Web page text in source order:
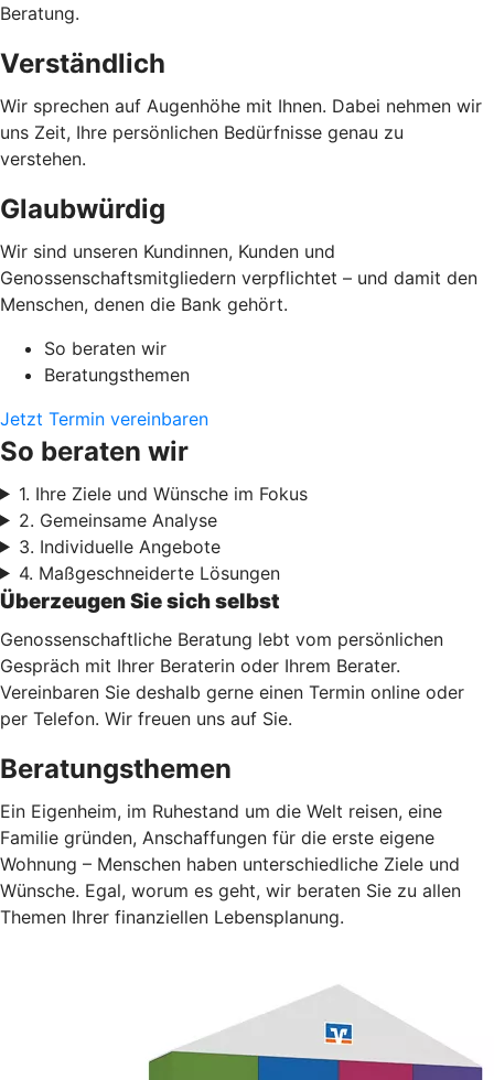
Beratung.
Verständlich
Wir sprechen auf Augenhöhe mit Ihnen. Dabei nehmen wir
uns Zeit, Ihre persönlichen Bedürfnisse genau zu
verstehen.
Glaubwürdig
Wir sind unseren Kundinnen, Kunden und
Genossenschaftsmitgliedern verpflichtet – und damit den
Menschen, denen die Bank gehört.
So beraten wir
Beratungsthemen
Jetzt Termin vereinbaren
So beraten wir
1. Ihre Ziele und Wünsche im Fokus
2. Gemeinsame Analyse
3. Individuelle Angebote
4. Maßgeschneiderte Lösungen
Überzeugen Sie sich selbst
Genossenschaftliche Beratung lebt vom persönlichen
Gespräch mit Ihrer Beraterin oder Ihrem Berater.
Vereinbaren Sie deshalb gerne einen Termin online oder
per Telefon. Wir freuen uns auf Sie.
Beratungsthemen
Ein Eigenheim, im Ruhestand um die Welt reisen, eine
Familie gründen, Anschaffungen für die erste eigene
Wohnung – Menschen haben unterschiedliche Ziele und
Wünsche. Egal, worum es geht, wir beraten Sie zu allen
Themen Ihrer finanziellen Lebensplanung.